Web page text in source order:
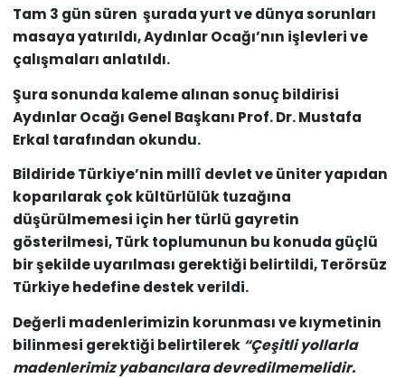
Tam 3 gün süren şurada yurt ve dünya sorunları
masaya yatırıldı, Aydınlar Ocağı’nın işlevleri ve
çalışmaları anlatıldı.
Şura sonunda kaleme alınan sonuç bildirisi
Aydınlar Ocağı Genel Başkanı Prof. Dr. Mustafa
Erkal tarafından okundu.
Bildiride Türkiye’nin millî devlet ve üniter yapıdan
koparılarak çok kültürlülük tuzağına
düşürülmemesi için her türlü gayretin
gösterilmesi, Türk toplumunun bu konuda güçlü
bir şekilde uyarılması gerektiği belirtildi, Terörsüz
Türkiye hedefine destek verildi.
Değerli madenlerimizin korunması ve kıymetinin
bilinmesi gerektiği belirtilerek “Çeşitli yollarla
madenlerimiz yabancılara devredilmemelidir.